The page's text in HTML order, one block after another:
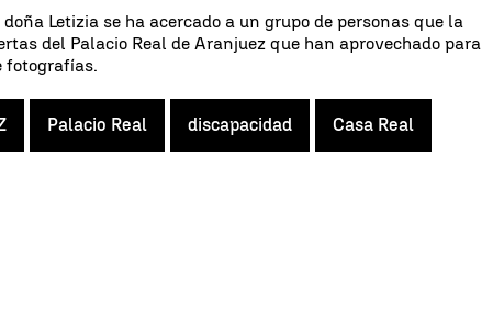
Letizia se ha acercado a un grupo de personas que la
del Palacio Real de Aranjuez que han aprovechado para
fotografías.
Palacio Real discapacidad Casa Real